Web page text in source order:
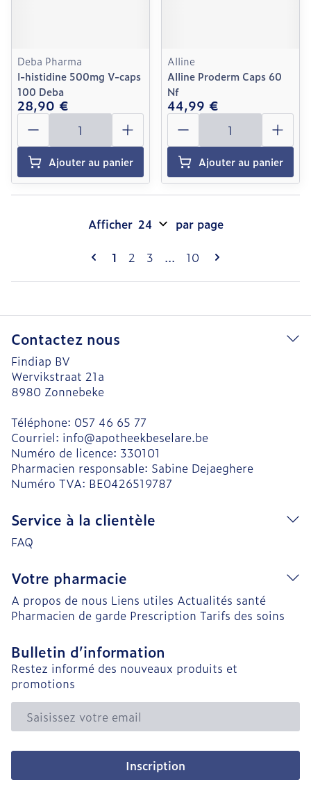
Deba Pharma
l-histidine 500mg V-caps
100 Deba
28,90 €
Quantité
Ajouter au panier
Alline
Alline Proderm Caps 60
Nf
44,99 €
Quantité
Ajouter au panier
Vous lisez actuellement la page
1 Page
2 Page
3 ... Page
10
Afficher par page
Contactez nous
Findiap BV
Wervikstraat 21a
8980 Zonnebeke
Téléphone: 057 46 65 77
Courriel: info@apotheekbeselare.be
Numéro de licence: 330101
Pharmacien responsable: Sabine Dejaeghere
Numéro TVA: BE0426519787
Service à la clientèle
FAQ
Votre pharmacie
A propos de nous Liens utiles Actualités santé
Pharmacien de garde Prescription Tarifs des soins
Bulletin d’information
Restez informé des nouveaux produits et
promotions
Adresse mail
Inscription